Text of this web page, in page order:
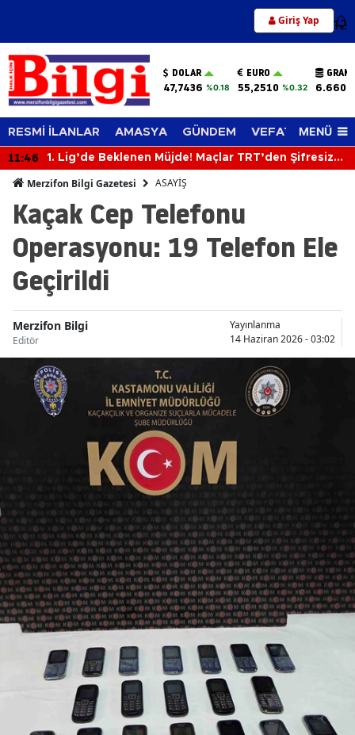
Giriş Yap 12
DOLAR
47,7436 %0.18
EURO
55,2510 %0.32
RESMİ İLANLAR AMASYA GÜNDEM VEFAT EDENLER
MENÜ
11:46
1. Lig’de Beklenen Müjde! Maçlar TRT’den Şifresiz
Merzifon Bilgi Gazetesi ASAYİŞ
Kaçak Cep Telefonu
Operasyonu: 19 Telefon Ele
Geçirildi
Merzifon Bilgi
Editör
Yayınlanma
14 Haziran 2026 - 03:02